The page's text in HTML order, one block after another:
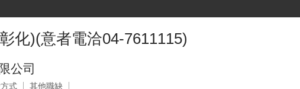
化)(意者電洽04-7611115)
公司
式 其他職缺